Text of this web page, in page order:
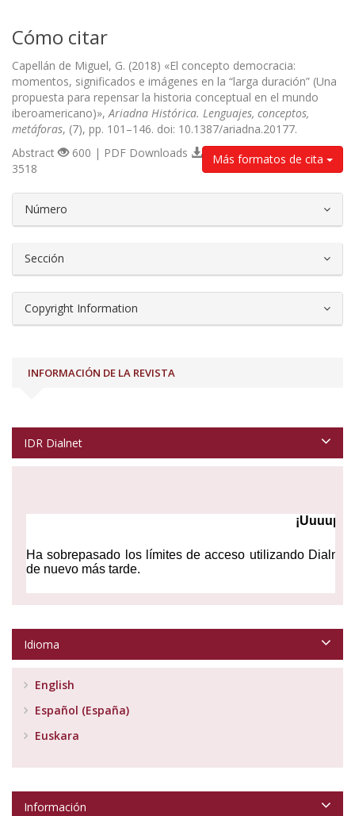
Cómo citar
Capellán de Miguel, G. (2018) «El concepto democracia:
momentos, significados e imágenes en la “larga duración” (Una
propuesta para repensar la historia conceptual en el mundo
iberoamericano)»,Ariadna Histórica. Lenguajes, conceptos,
metáforas, (7), pp. 101–146. doi: 10.1387/ariadna.20177.
Más formatos de cita
Abstract
600 | PDF Downloads
3518
Número
Sección
Copyright Information
INFORMACIÓN DE LA REVISTA
IDR Dialnet
Idioma
English
Español (España)
Euskara
Información